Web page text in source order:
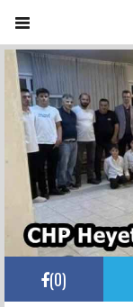
(0)